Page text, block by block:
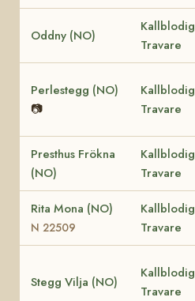
Oddny (NO)
Kallblodig
Travare
Perlestegg (NO)
📷
Kallblodig
Travare
Presthus Frökna
(NO)
Kallblodig
Travare
Rita Mona (NO)
N 22509
Kallblodig
Travare
Stegg Vilja (NO)
Kallblodig
Travare